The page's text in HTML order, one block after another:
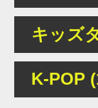
キッズ
K-POP